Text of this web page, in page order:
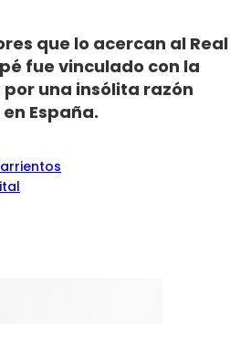
que lo acercan al Real
fue vinculado con la
una insólita razón
España.